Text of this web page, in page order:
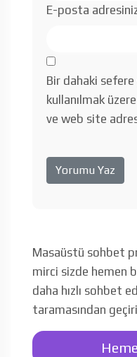
E-posta
Bir dahaki
kullanılmak
ve web site
Masaüstü sohbet
mirci sizde hemen
daha hızlı sohbet
taramasından